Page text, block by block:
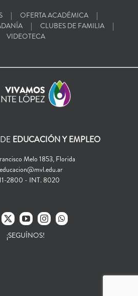
OFERTA ACADÉMICA
CLUBES DE FAMILIA
VIDEOTECA
EDUCACIÓN Y EMPLEO
Melo 1853, Florida
2800 - INT. 8020
¡SEGUÍNOS!